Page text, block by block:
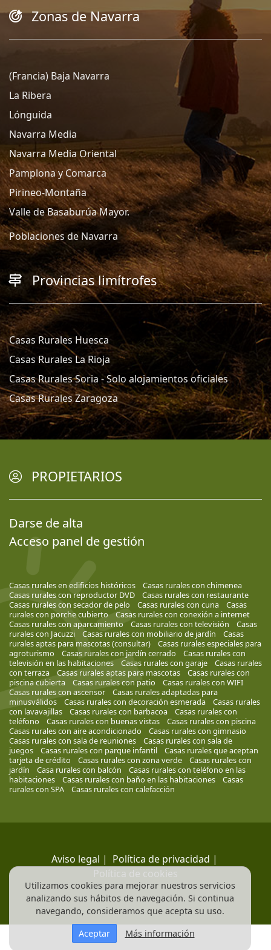
Zonas de Navarra
(Francia) Baja Navarra
La Ribera
Lónguida
Navarra Media
Navarra Media Oriental
Pamplona y Comarca
Pirineo-Montaña
Valle de Basaburúa Mayor.
Poblaciones de Navarra
Provincias limítrofes
Casas Rurales Huesca
Casas Rurales La Rioja
Casas Rurales Soria - Solo alojamientos oficiales
Casas Rurales Zaragoza
PROPIETARIOS
Darse de alta
Acceso panel de gestión
Casas rurales en edificios históricos
Casas rurales con chimenea
Casas rurales con reproductor DVD
Casas rurales con restaurante
Casas rurales con secador de pelo
Casas rurales con cuna
Casas
rurales con porche cubierto
Casas rurales con conexión a internet
Casas rurales con aparcamiento
Casas rurales con televisión
Casas
rurales con Jacuzzi
Casas rurales con mobiliario de jardín
Casas
rurales aptas para mascotas (consultar)
Casas rurales especiales para
agroturismo
Casas rurales con jardín cerrado
Casas rurales con
televisión en las habitaciones
Casas rurales con garaje
Casas rurales
con terraza
Casas rurales aptas para mascotas
Casas rurales con
piscina cubierta
Casas rurales con patio
Casas rurales con WIFI
Casas rurales con ascensor
Casas rurales adaptadas para
minusválidos
Casas rurales con decoración esmerada
Casas rurales
con lavavajillas
Casas rurales con barbacoa
Casas rurales con
teléfono
Casas rurales con buenas vistas
Casas rurales con piscina
Casas rurales con aire acondicionado
Casas rurales con gimnasio
Casas rurales con sala de reuniones
Casas rurales con sala de
juegos
Casas rurales con parque infantil
Casas rurales que aceptan
tarjeta de crédito
Casas rurales con zona verde
Casas rurales con
jardín
Casa rurales con balcón
Casas rurales con teléfono en las
habitaciones
Casas rurales con baño en las habitaciones
Casas
rurales con SPA
Casas rurales con calefacción
Aviso legal | Política de privacidad |
Política de cookies
Utilizamos cookies para mejorar nuestros servicios
analizando sus hábitos de navegación. Si continua
navegando, consideramos que acepta su uso.
Aceptar
Más información